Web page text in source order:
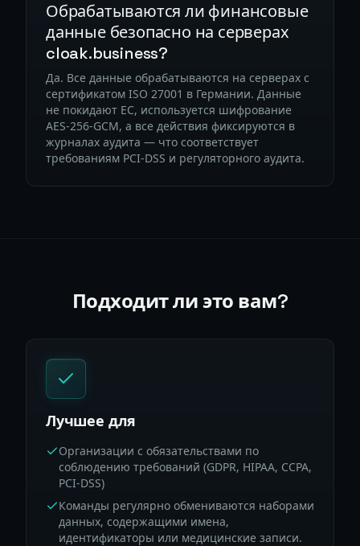
Обрабатываются ли финансовые
данные безопасно на серверах
cloak.business?
Да. Все данные обрабатываются на серверах с
сертификатом ISO 27001 в Германии. Данные
не покидают ЕС, используется шифрование
AES-256-GCM, а все действия фиксируются в
журналах аудита — что соответствует
требованиям PCI-DSS и регуляторного аудита.
Подходит ли это вам?
Лучшее для
Организации с обязательствами по
соблюдению требований (GDPR, HIPAA, CCPA,
PCI-DSS)
Команды регулярно обмениваются наборами
данных, содержащими имена,
идентификаторы или медицинские записи.